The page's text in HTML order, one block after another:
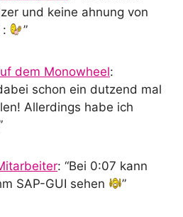
und keine ahnung von
”
dem Monowheel:
schon ein dutzend mal
Allerdings habe ich
: “Bei 0:07 kann
SAP-GUI sehen
”